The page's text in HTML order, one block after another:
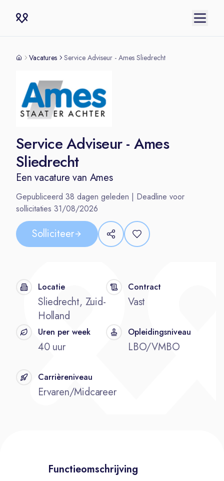
Vacatures Service Adviseur - Ames Sliedrecht
Service Adviseur - Ames
Sliedrecht
Een vacature van Ames
Gepubliceerd 38 dagen geleden | Deadline voor
sollicitaties 31/08/2026
Solliciteer
Locatie
Sliedrecht, Zuid-
Holland
Contract
Vast
Uren per week
40 uur
Opleidingsniveau
LBO/VMBO
Carrièreniveau
Ervaren/Midcareer
Functieomschrijving